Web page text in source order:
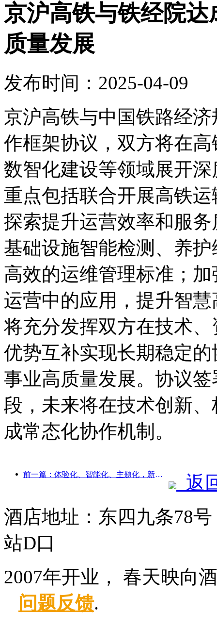
京沪高铁与铁经院
质量发展
发布时间：2025-04-09
京沪高铁与中国铁路经
作框架协议，双方将在
数智化建设等领域展开
重点包括联合开展高铁
探索提升运营效率和服
基础设施智能检测、养
高效的运维管理标准；
运营中的应用，提升智
将充分发挥双方在技术
优势互补实现长期稳定
事业高质量发展。协议
段，未来将在技术创新
成常态化协作机制。
前一篇：体验化、智能化、主题化，新时代下的酒店破局之道
返
酒店地址：东四九条78
站D口
2007年开业， 春天映向
问题反馈.